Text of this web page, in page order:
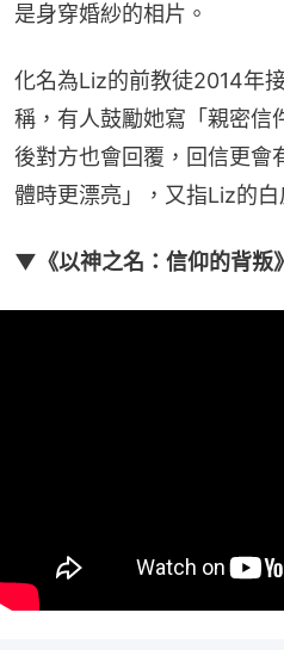
是身穿婚紗的相片。
化名為Liz的前教徒2014年
稱，有人鼓勵她寫「親密信
後對方也會回覆，回信更會
體時更漂亮」，又指Liz的白
▼《以神之名：信仰的背叛